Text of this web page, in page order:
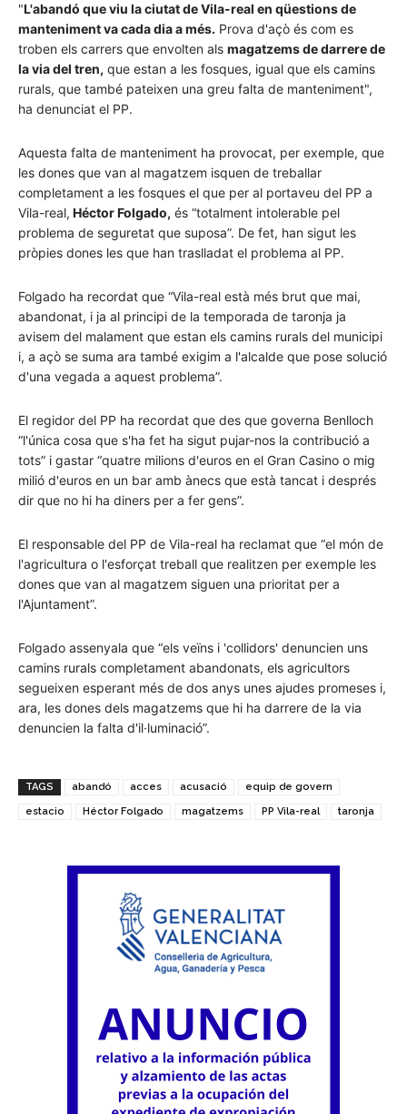
"L'abandó que viu la ciutat de Vila-real en qüestions de
manteniment va cada dia a més. Prova d'açò és com es
troben els carrers que envolten als magatzems de darrere de
la via del tren, que estan a les fosques, igual que els camins
rurals, que també pateixen una greu falta de manteniment",
ha denunciat el PP.
Aquesta falta de manteniment ha provocat, per exemple, que
les dones que van al magatzem isquen de treballar
completament a les fosques el que per al portaveu del PP a
Vila-real, Héctor Folgado, és “totalment intolerable pel
problema de seguretat que suposa”. De fet, han sigut les
pròpies dones les que han traslladat el problema al PP.
Folgado ha recordat que “Vila-real està més brut que mai,
abandonat, i ja al principi de la temporada de taronja ja
avisem del malament que estan els camins rurals del municipi
i, a açò se suma ara també exigim a l'alcalde que pose solució
d'una vegada a aquest problema”.
El regidor del PP ha recordat que des que governa Benlloch
“l'única cosa que s'ha fet ha sigut pujar-nos la contribució a
tots” i gastar “quatre milions d'euros en el Gran Casino o mig
milió d'euros en un bar amb ànecs que està tancat i després
dir que no hi ha diners per a fer gens”.
El responsable del PP de Vila-real ha reclamat que “el món de
l'agricultura o l'esforçat treball que realitzen per exemple les
dones que van al magatzem siguen una prioritat per a
l'Ajuntament”.
Folgado assenyala que “els veïns i 'collidors' denuncien uns
camins rurals completament abandonats, els agricultors
segueixen esperant més de dos anys unes ajudes promeses i,
ara, les dones dels magatzems que hi ha darrere de la via
denuncien la falta d'il·luminació”.
TAGS abandó acces acusació equip de govern
estacio Héctor Folgado magatzems PP Vila-real taronja